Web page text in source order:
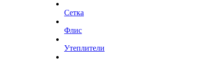
Сетка
Флис
Утеплители